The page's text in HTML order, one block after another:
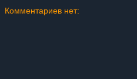
Комментариев нет: